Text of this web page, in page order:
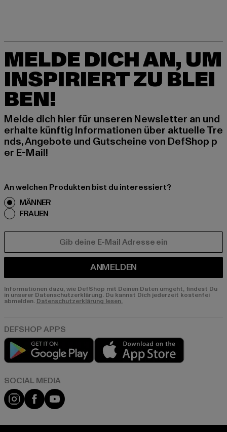
MELDE DICH AN, UM
INSPIRIERT ZU BLEI
BEN!
Melde dich hier für unseren Newsletter an und
erhalte künftig Informationen über aktuelle Tre
nds, Angebote und Gutscheine von DefShop p
er E-Mail!
An welchen Produkten bist du interessiert?
MÄNNER
FRAUEN
ANMELDEN
Informationen dazu, wie DefShop mit Deinen Daten umgeht, findest Du
in unserer Datenschutzerklärung. Du kannst Dich jederzeit kostenfei
abmelden. Datenschutzerklärung lesen.
Play market
Instagram
FacebookYouTube